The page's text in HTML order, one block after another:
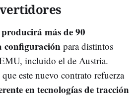
producirá más de 90
configuración para distintos
incluido el de Austria.
este nuevo contrato refuerza
en tecnologías de tracción